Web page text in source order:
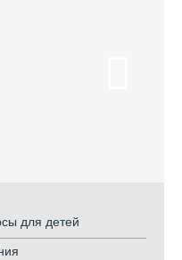
для детей